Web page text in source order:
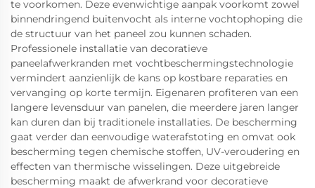
te voorkomen. Deze evenwichtige aanpak voorkomt zowel
binnendringend buitenvocht als interne vochtophoping die
de structuur van het paneel zou kunnen schaden.
Professionele installatie van decoratieve
paneelafwerkranden met vochtbeschermingstechnologie
vermindert aanzienlijk de kans op kostbare reparaties en
vervanging op korte termijn. Eigenaren profiteren van een
langere levensduur van panelen, die meerdere jaren langer
kan duren dan bij traditionele installaties. De bescherming
gaat verder dan eenvoudige waterafstoting en omvat ook
bescherming tegen chemische stoffen, UV-veroudering en
effecten van thermische wisselingen. Deze uitgebreide
bescherming maakt de afwerkrand voor decoratieve